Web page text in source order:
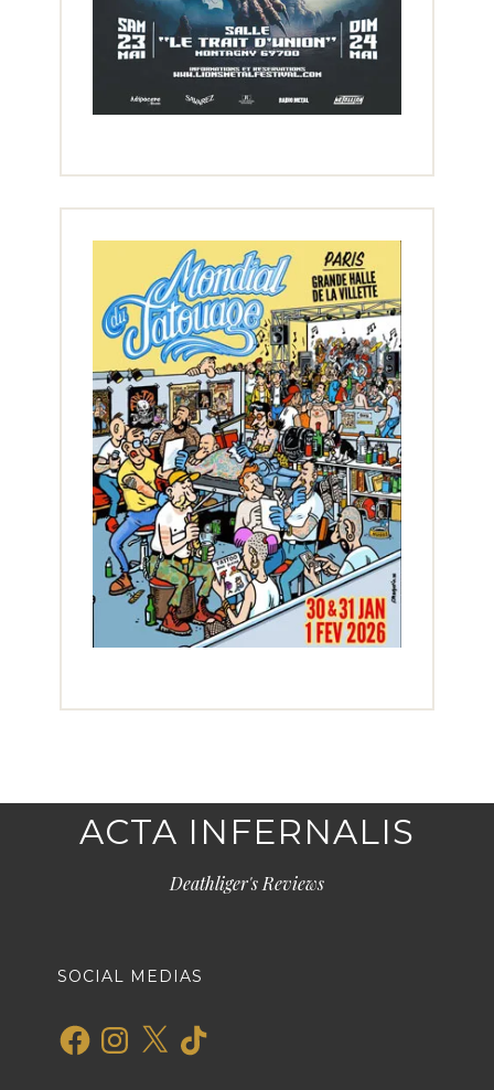
ACTA INFERNALIS
Deathliger's Reviews
SOCIAL MEDIAS
FacebookInstagram
X TikTok